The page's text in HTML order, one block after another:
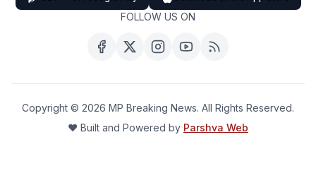
FOLLOW US ON
Copyright © 2026 MP Breaking News. All Rights Reserved.
❤️ Built and Powered by Parshva Web